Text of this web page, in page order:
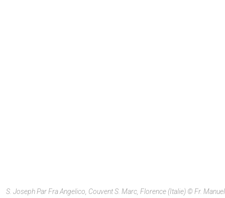
S. Joseph Par Fra Angelico, Couvent S. Marc, Florence (Italie) © Fr. Manuel